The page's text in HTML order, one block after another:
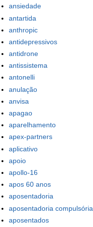
ansiedade
antartida
anthropic
antidepressivos
antidrone
antissistema
antonelli
anulação
anvisa
apagao
aparelhamento
apex-partners
aplicativo
apoio
apollo-16
apos 60 anos
aposentadoria
aposentadoria compulsória
aposentados